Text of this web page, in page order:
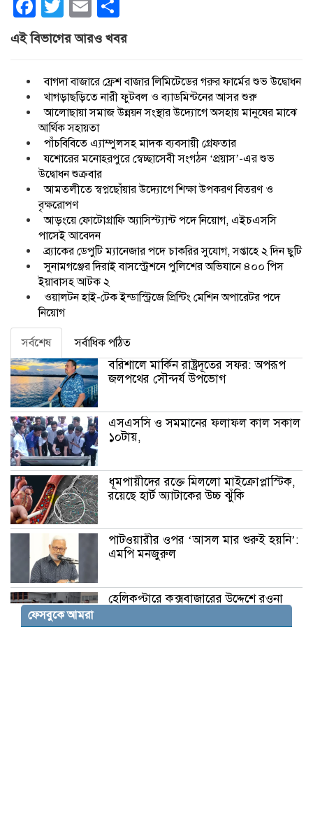
Facebook
Twitter
Email
এই বিভাগের আরও খবর
বাগদা বাজারে ফ্রেশ বাজার লিমিটেডের গরুর ফার্মের শুভ উদ্বোধন
খাগড়াছড়িতে নারী ফুটবল ও ব্যাডমিন্টনের আসর শুরু
আলোছায়া সমাজ উন্নয়ন সংস্থার উদ্যোগে অসহায় মানুষের মাঝে
আর্থিক সহায়তা
পাঁচবিবিতে এ্যাম্পুলসহ মাদক ব্যবসায়ী গ্রেফতার
যশোরের মনোহরপুরে স্বেচ্ছাসেবী সংগঠন ‘প্রয়াস’-এর শুভ
উদ্বোধন শুক্রবার
আমতলীতে স্বপ্নছোঁয়ার উদ্যোগে শিক্ষা উপকরণ বিতরণ ও
বৃক্ষরোপণ
আড়ংয়ে ফোটোগ্রাফি অ্যাসিস্ট্যান্ট পদে নিয়োগ, এইচএসসি
পাসেই আবেদন
ব্র্যাকের ডেপুটি ম্যানেজার পদে চাকরির সুযোগ, সপ্তাহে ২ দিন ছুটি
সুনামগঞ্জের দিরাই বাসস্ট্রেশনে পুলিশের অভিযানে ৪০০ পিস
ইয়াবাসহ আটক ২
ওয়ালটন হাই-টেক ইন্ডাস্ট্রিজে প্রিন্টিং মেশিন অপারেটর পদে
নিয়োগ
সর্বশেষ সর্বাধিক পঠিত
বরিশালে মার্কিন রাষ্ট্রদূতের সফর: অপরূপ
জলপথের সৌন্দর্য উপভোগ
এসএসসি ও সমমানের ফলাফল কাল সকাল
১০টায়,
ধূমপায়ীদের রক্তে মিললো মাইক্রোপ্লাস্টিক,
রয়েছে হার্ট অ্যাটাকের উচ্চ ঝুঁকি
পাটওয়ারীর ওপর ‘আসল মার শুরুই হয়নি’:
এমপি মনজুরুল
হেলিকপ্টারে কক্সবাজারের উদ্দেশে রওনা
ফেসবুকে আমরা